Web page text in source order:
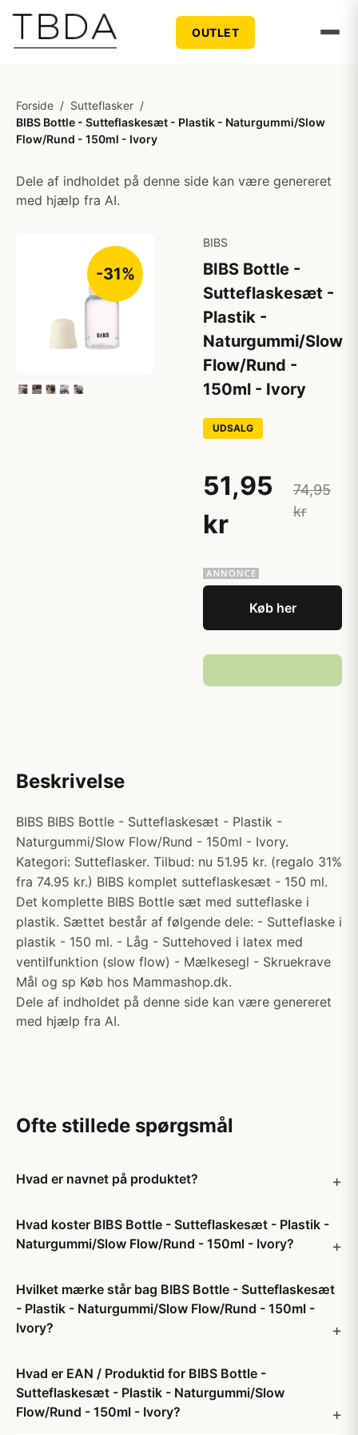
OUTLET
Forside / Sutteflasker /
BIBS Bottle - Sutteflaskesæt - Plastik - Naturgummi/Slow
Flow/Rund - 150ml - Ivory
Dele af indholdet på denne side kan være genereret
med hjælp fra AI.
-31%
BIBS
BIBS Bottle -
Sutteflaskesæt -
Plastik -
Naturgummi/Slow
Flow/Rund -
150ml - Ivory
UDSALG
51,95
kr
74,95
kr
Køb her
Beskrivelse
BIBS BIBS Bottle - Sutteflaskesæt - Plastik -
Naturgummi/Slow Flow/Rund - 150ml - Ivory.
Kategori: Sutteflasker. Tilbud: nu 51.95 kr. (regalo 31%
fra 74.95 kr.) BIBS komplet sutteflaskesæt - 150 ml.
Det komplette BIBS Bottle sæt med sutteflaske i
plastik. Sættet består af følgende dele: - Sutteflaske i
plastik - 150 ml. - Låg - Suttehoved i latex med
ventilfunktion (slow flow) - Mælkesegl - Skruekrave
Mål og sp Køb hos Mammashop.dk.
Dele af indholdet på denne side kan være genereret
med hjælp fra AI.
Ofte stillede spørgsmål
Hvad er navnet på produktet?
Hvad koster BIBS Bottle - Sutteflaskesæt - Plastik -
Naturgummi/Slow Flow/Rund - 150ml - Ivory?
Hvilket mærke står bag BIBS Bottle - Sutteflaskesæt
- Plastik - Naturgummi/Slow Flow/Rund - 150ml -
Ivory?
Hvad er EAN / Produktid for BIBS Bottle -
Sutteflaskesæt - Plastik - Naturgummi/Slow
Flow/Rund - 150ml - Ivory?